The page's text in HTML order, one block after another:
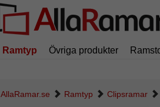
Ramtyp Övriga produkter
AllaRamar.se Ramtyp Clipsramar